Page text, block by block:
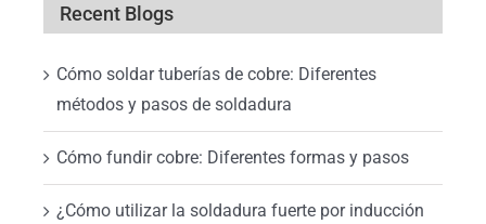
Recent Blogs
Cómo soldar tuberías de cobre: Diferentes
métodos y pasos de soldadura
Cómo fundir cobre: Diferentes formas y pasos
¿Cómo utilizar la soldadura fuerte por inducción